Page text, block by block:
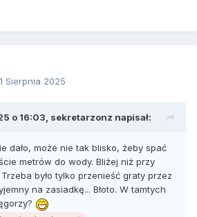
1 Sierpnia 2025
o 16:03, sekretarzonz napisał:
dało, może nie tak blisko, żeby spać
metrów do wody. Bliżej niż przy
było tylko przenieść graty przez
na zasiadkę... Błoto. W tamtych